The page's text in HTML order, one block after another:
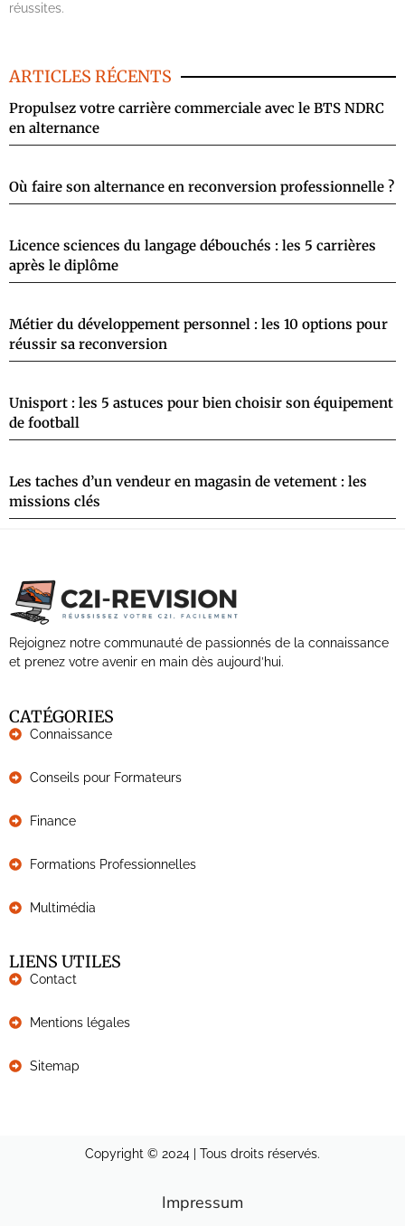
réussites.
ARTICLES RÉCENTS
Propulsez votre carrière commerciale avec le BTS NDRC
en alternance
Où faire son alternance en reconversion professionnelle ?
Licence sciences du langage débouchés : les 5 carrières
après le diplôme
Métier du développement personnel : les 10 options pour
réussir sa reconversion
Unisport : les 5 astuces pour bien choisir son équipement
de football
Les taches d’un vendeur en magasin de vetement : les
missions clés
Rejoignez notre communauté de passionnés de la connaissance
et prenez votre avenir en main dès aujourd’hui.
CATÉGORIES
Connaissance
Conseils pour Formateurs
Finance
Formations Professionnelles
Multimédia
LIENS UTILES
Contact
Mentions légales
Sitemap
Copyright © 2024 | Tous droits réservés.
Impressum